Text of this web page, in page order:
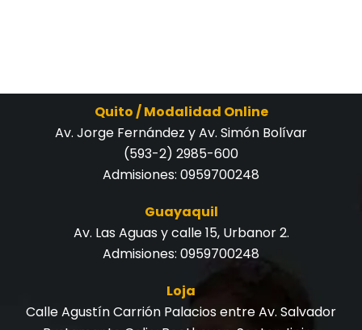
Quito / Modalidad Online
Av. Jorge Fernández y Av. Simón Bolívar
(593-2) 2985-600
Admisiones: 0959700248
Guayaquil
Av. Las Aguas y calle 15, Urbanor 2.
Admisiones: 0959700248
Loja
Calle Agustín Carrión Palacios entre Av. Salvador